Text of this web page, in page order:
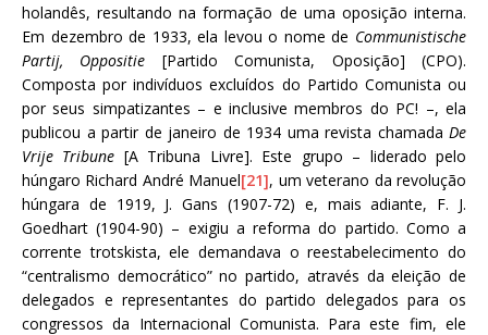
holandês, resultando na formação de uma oposição interna.
Em dezembro de 1933, ela levou o nome de Communistische
Partij, Oppositie [Partido Comunista, Oposição] (CPO).
Composta por indivíduos excluídos do Partido Comunista ou
por seus simpatizantes – e inclusive membros do PC! –, ela
publicou a partir de janeiro de 1934 uma revista chamada De
Vrije Tribune [A Tribuna Livre]. Este grupo – liderado pelo
húngaro Richard André Manuel[21], um veterano da revolução
húngara de 1919, J. Gans (1907-72) e, mais adiante, F. J.
Goedhart (1904-90) – exigiu a reforma do partido. Como a
corrente trotskista, ele demandava o reestabelecimento do
“centralismo democrático” no partido, através da eleição de
delegados e representantes do partido delegados para os
congressos da Internacional Comunista. Para este fim, ele